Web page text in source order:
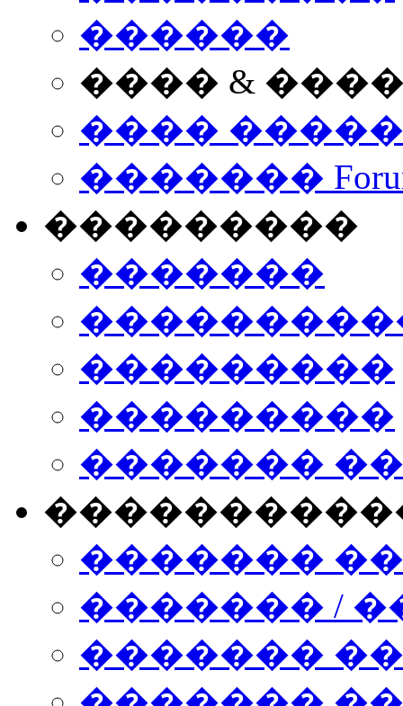
������
���� &
����
�������
���������
�������
���������
���������
�������
�������
������� /
�������